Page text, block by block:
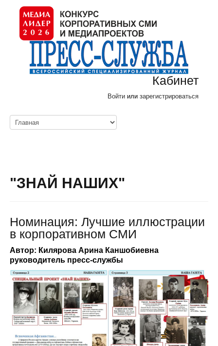
Кабинет
Войти или зарегистрироваться
"ЗНАЙ НАШИХ"
Номинация: Лучшие иллюстрации
в корпоративном СМИ
Автор: Килярова Арина Каншобиевна
руководитель пресс-службы